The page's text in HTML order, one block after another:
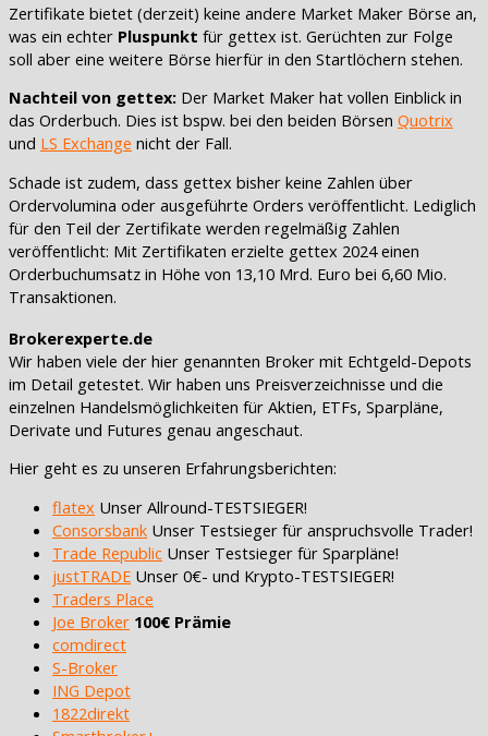
Zertifikate bietet (derzeit) keine andere Market Maker Börse an,
was ein echter Pluspunkt für gettex ist. Gerüchten zur Folge
soll aber eine weitere Börse hierfür in den Startlöchern stehen.
Nachteil von gettex: Der Market Maker hat vollen Einblick in
das Orderbuch. Dies ist bspw. bei den beiden Börsen Quotrix
und LS Exchange nicht der Fall.
Schade ist zudem, dass gettex bisher keine Zahlen über
Ordervolumina oder ausgeführte Orders veröffentlicht. Lediglich
für den Teil der Zertifikate werden regelmäßig Zahlen
veröffentlicht: Mit Zertifikaten erzielte gettex 2024 einen
Orderbuchumsatz in Höhe von 13,10 Mrd. Euro bei 6,60 Mio.
Transaktionen.
Brokerexperte.de
Wir haben viele der hier genannten Broker mit Echtgeld-Depots
im Detail getestet. Wir haben uns Preisverzeichnisse und die
einzelnen Handelsmöglichkeiten für Aktien, ETFs, Sparpläne,
Derivate und Futures genau angeschaut.
Hier geht es zu unseren Erfahrungsberichten:
flatex Unser Allround-TESTSIEGER!
Consorsbank Unser Testsieger für anspruchsvolle Trader!
Trade Republic Unser Testsieger für Sparpläne!
justTRADE Unser 0€- und Krypto-TESTSIEGER!
Traders Place
Joe Broker 100€ Prämie
comdirect
S-Broker
ING Depot
1822direkt